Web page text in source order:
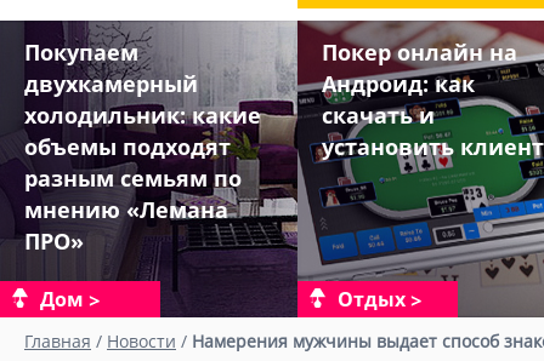
Покупаем
двухкамерный
холодильник: какие
объемы подходят
разным семьям по
мнению «Лемана
ПРО»
Дом
Покер онлайн на
Андроид: как
скачать и
установить
Отдых
Главная / Новости / Намерения мужчины выдает способ